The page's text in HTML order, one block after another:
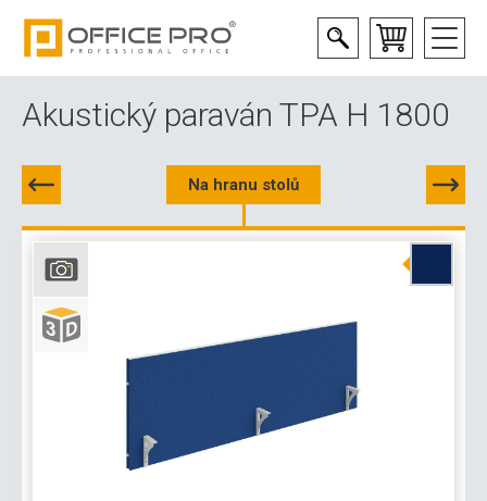
Akustický paraván TPA H 1800
Na hranu stolů